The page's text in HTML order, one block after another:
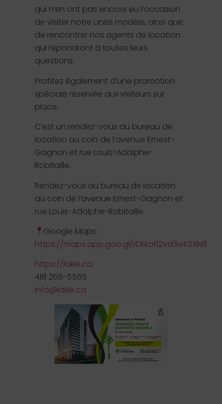
qui n’en ont pas encore eu l’occasion
de visiter notre unité modèle, ainsi que
de rencontrer nos agents de location
qui répondront à toutes leurs
questions.
Profitez également d’une promotion
spéciale réservée aux visiteurs sur
place.
C’est un rendez-vous au bureau de
location au coin de l’avenue Ernest-
Gagnon et rue Louis-Adolphe-
Robitaille.
Rendez-vous au bureau de location
au coin de l’avenue Ernest-Gagnon et
rue Louis-Adolphe-Robitaille.
Google Maps :
https://maps.app.goo.gl/rDFkoFi2vd3wKSXN8
https://lakle.ca
418 266-5555
info@lakle.ca